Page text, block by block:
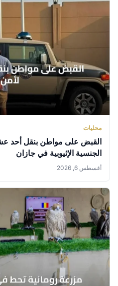
محليات
القبض على مواطن بنقل أحد
الجنسية الإثيوبية في جازان
أغسطس 6, 2026